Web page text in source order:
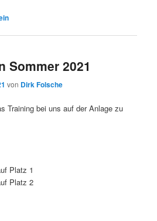
Sommer 2021
von Dirk Folsche
Training bei uns auf der Anlage zu
Platz 1
Platz 2